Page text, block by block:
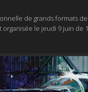
de grands formats de
le jeudi 9 juin de